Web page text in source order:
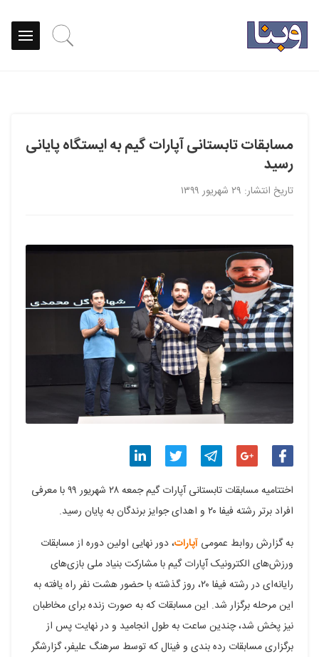
مسابقات تابستانی آپارات گیم به ایستگاه پایانی
رسید
تاریخ انتشار: ۲۹ شهریور ۱۳۹۹
گذاری
در
فیسبوک
گذاری
در
گوگل
پلاس
گذاری
تلگرام
اشتراک
گذاری
توییتر
گذاری
در
لینکدین
اختتامیه مسابقات تابستانی آپارات گیم جمعه ۲۸ شهریور ۹۹ با معرفی
افراد برتر رشته فیفا ۲۰ و اهدای جوایز برندگان به پایان رسید.
به گزارش روابط عمومی آپارات، دور نهایی اولین دوره از مسابقات
ورزش‌های الکترونیک آپارات گیم با مشارکت بنیاد ملی بازی‌های
رایانه‌ای در رشته فیفا ۲۰، روز گذشته با حضور هشت نفر راه یافته به
این مرحله برگزار شد. این مسابقات که به صورت زنده برای مخاطبان
نیز پخش شد، چندین ساعت به طول انجامید و در نهایت پس از
برگزاری مسابقات رده بندی و فینال که توسط سرهنگ علیفر، گزارشگر